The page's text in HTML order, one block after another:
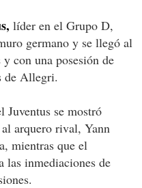
líder en el Grupo D,
germano y se llegó al
con una posesión de
de Allegri.
Juventus se mostró
arquero rival, Yann
mientras que el
las inmediaciones de